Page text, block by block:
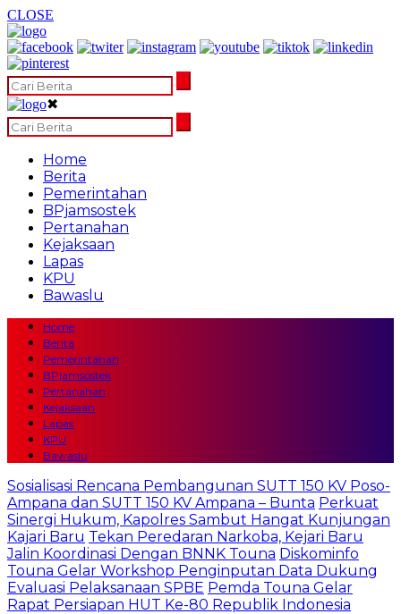
CLOSE
✖
Home
Berita
Pemerintahan
BPjamsostek
Pertanahan
Kejaksaan
Lapas
KPU
Bawaslu
Home
Berita
Pemerintahan
BPjamsostek
Pertanahan
Kejaksaan
Lapas
KPU
Bawaslu
Sosialisasi Rencana Pembangunan SUTT 150 KV Poso-
Ampana dan SUTT 150 KV Ampana – Bunta Perkuat
Sinergi Hukum, Kapolres Sambut Hangat Kunjungan
Kajari Baru Tekan Peredaran Narkoba, Kejari Baru
Jalin Koordinasi Dengan BNNK Touna Diskominfo
Touna Gelar Workshop Penginputan Data Dukung
Evaluasi Pelaksanaan SPBE Pemda Touna Gelar
Rapat Persiapan HUT Ke-80 Republik Indonesia